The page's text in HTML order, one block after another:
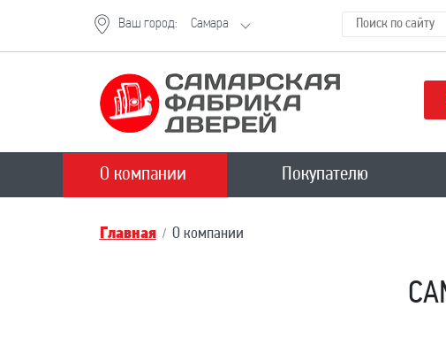
Ваш город: Самара
О компании Покупателю
Главная О компании